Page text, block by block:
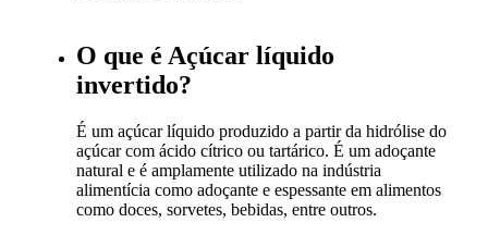
O que é Açúcar líquido
invertido?
É um açúcar líquido produzido a partir da hidrólise do
açúcar com ácido cítrico ou tartárico. É um adoçante
natural e é amplamente utilizado na indústria
alimentícia como adoçante e espessante em alimentos
como doces, sorvetes, bebidas, entre outros.